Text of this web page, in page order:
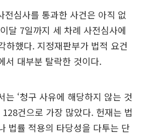
전심사를 통과한 사건은 아직 없
달 7일까지 세 차례 사전심사에
하했다. 지정재판부가 법적 요건
서 대부분 탈락한 것이다.
는 ‘청구 사유에 해당하지 않는 것
128건으로 가장 많았다. 헌재는 법
법률 적용의 타당성을 다투는 단